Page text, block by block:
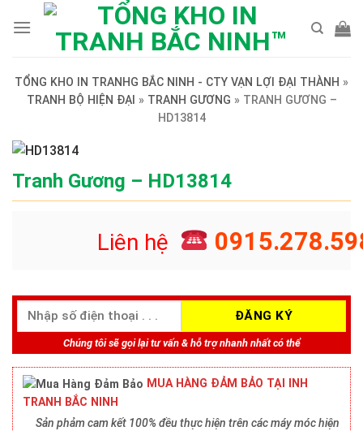
TỔNG KHO IN TRANHG BẮC NINH - CTY VẠN LỢI ĐẠI THÀNH »
TRANH BỘ HIỆN ĐẠI » TRANH GƯƠNG » TRANH GƯƠNG –
HD13814
Tranh Gương – HD13814
Liên hệ
Chúng tôi sẽ gọi lại tư vấn & hỗ trợ nhanh nhất có thể
MUA HÀNG ĐẢM BẢO TẠI INH
TRANH BẮC NINH
Sản phảm cam kết 100% đều thực hiện trên các máy móc hiện